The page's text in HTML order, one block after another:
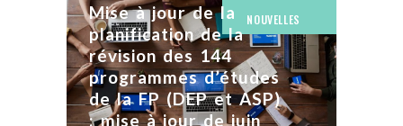
NOUVELLES
Mise à jour de la
planification de la
révision des 144
programmes d’études
de la FP (DEP et ASP)
: mise à jour de juin